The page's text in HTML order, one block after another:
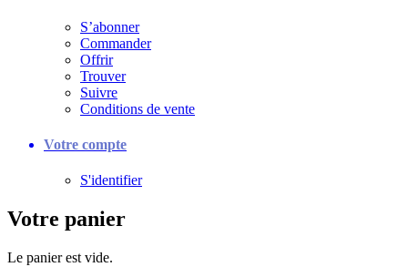
S’abonner
Commander
Offrir
Trouver
Suivre
Conditions de vente
Votre compte
S'identifier
Votre panier
Le panier est vide.